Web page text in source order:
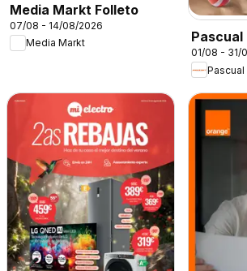
Media Markt Folleto
07/08 - 14/08/2026
Media Markt
01/08 - 31/
Pascual